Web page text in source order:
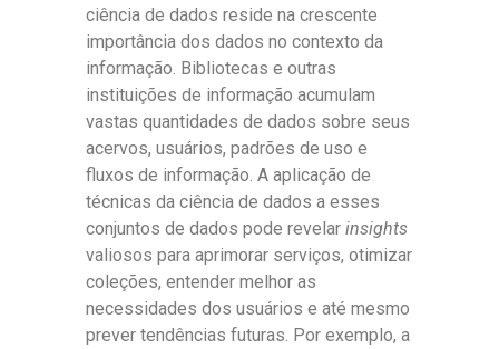
ciência de dados reside na crescente
importância dos dados no contexto da
informação. Bibliotecas e outras
instituições de informação acumulam
vastas quantidades de dados sobre seus
acervos, usuários, padrões de uso e
fluxos de informação. A aplicação de
técnicas da ciência de dados a esses
conjuntos de dados pode revelarinsights
valiosos para aprimorar serviços, otimizar
coleções, entender melhor as
necessidades dos usuários e até mesmo
prever tendências futuras. Por exemplo, a